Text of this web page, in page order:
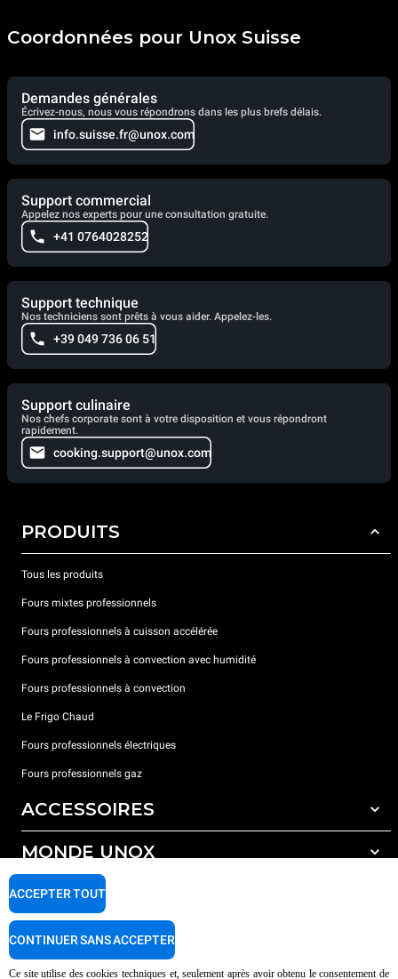
Coordonnées pour Unox Suisse
Demandes générales
Écrivez-nous, nous vous répondrons dans les plus brefs délais.
info.suisse.fr@unox.com
Support commercial
Appelez nos experts pour une consultation gratuite.
+41 0764028252
Support technique
Nos techniciens sont prêts à vous aider. Appelez-les.
+39 049 736 06 51
Support culinaire
Nos chefs corporate sont à votre disposition et vous répondront
rapidement.
cooking.support@unox.com
PRODUITS
Tous les produits
Fours mixtes professionnels
Fours professionnels à cuisson accélérée
Fours professionnels à convection avec humidité
Fours professionnels à convection
Le Frigo Chaud
Fours professionnels électriques
Fours professionnels gaz
ACCESSOIRES
Tous les accessoires
Détergents pour lavage automatique
Détergents pour lavage manuel
Traitement de l'eau avec filtres à résine
MONDE UNOX
Nos bureaux dans le monde
SUPPORT
Garantie Unox
Ce site utilise des cookies techniques et, seulement après avoir obtenu le consentement de
ACCEPTER TOUT
CONTINUER SANS ACCEPTER